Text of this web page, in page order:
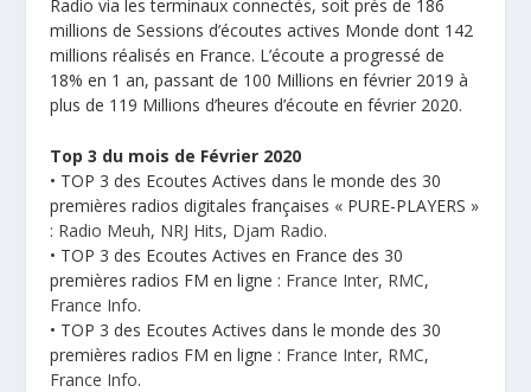
Radio via les terminaux connectés, soit près de 186
millions de Sessions d’écoutes actives Monde dont 142
millions réalisés en France. L’écoute a progressé de
18% en 1 an, passant de 100 Millions en février 2019 à
plus de 119 Millions d’heures d’écoute en février 2020.
Top 3 du mois de Février 2020
• TOP 3 des Ecoutes Actives dans le monde des 30
premières radios digitales françaises « PURE-PLAYERS »
: Radio Meuh, NRJ Hits, Djam Radio.
• TOP 3 des Ecoutes Actives en France des 30
premières radios FM en ligne : France Inter, RMC,
France Info.
• TOP 3 des Ecoutes Actives dans le monde des 30
premières radios FM en ligne : France Inter, RMC,
France Info.